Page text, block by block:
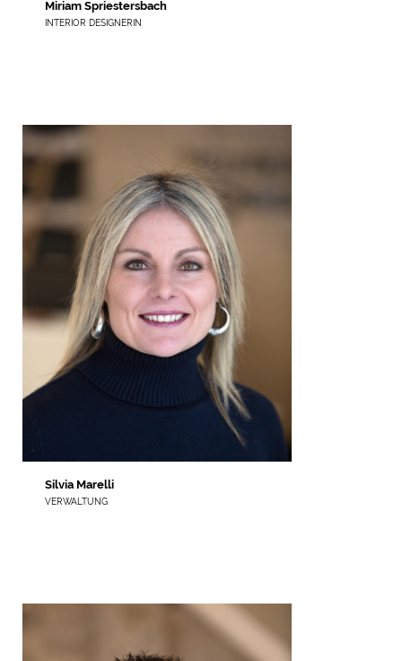
Miriam Spriestersbach
INTERIOR DESIGNERIN
Silvia Marelli
VERWALTUNG